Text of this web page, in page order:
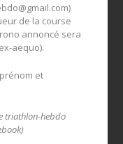
)
de la course
annoncé sera
aequo).
et
triathlon-hebdo